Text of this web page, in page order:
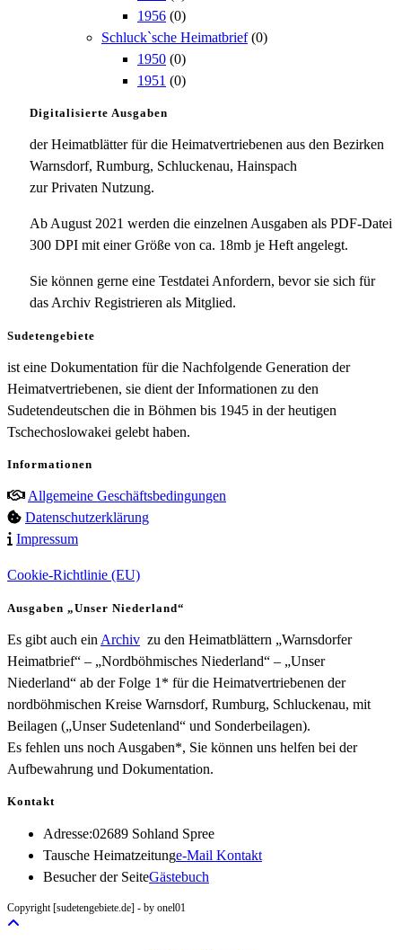
1956 (0)
Schluck`sche Heimatbrief (0)
1950 (0)
1951 (0)
Digitalisierte Ausgaben
der Heimatblätter für die Heimatvertriebenen aus den Bezirken
Warnsdorf, Rumburg, Schluckenau, Hainspach
zur Privaten Nutzung.
Ab August 2021 werden die einzelnen Ausgaben als PDF-Datei
300 DPI mit einer Größe von ca. 18mb je Heft angelegt.
Sie können gerne eine Testdatei Anfordern, bevor sie sich für
das Archiv Registrieren als Mitglied.
Sudetengebiete
ist eine Dokumentation für die Nachfolgende Generation der
Heimatvertriebenen, sie dient der Informationen zu den
Sudetendeutschen die in Böhmen bis 1945 in der heutigen
Tschechoslowakei gelebt haben.
Informationen
Allgemeine Geschäftsbedingungen
Datenschutzerklärung
Impressum
Cookie-Richtlinie (EU)
Ausgaben „Unser Niederland“
Es gibt auch ein Archiv zu den Heimatblättern „Warnsdorfer
Heimatbrief“ – „Nordböhmisches Niederland“ – „Unser
Niederland“ ab der Folge 1* für die Heimatvertriebenen der
nordböhmischen Kreise Warnsdorf, Rumburg, Schluckenau, mit
Beilagen („Unser Sudetenland“ und Sonderbeilagen).
Es fehlen uns noch Ausgaben*, Sie können uns helfen bei der
Aufbewahrung und Dokumentation.
Kontakt
Adresse:02689 Sohland Spree
Tausche Heimatzeitunge-Mail KontaktOpens
Besucher der SeiteGästebuch
Copyright [sudetengebiete.de] - by onel01